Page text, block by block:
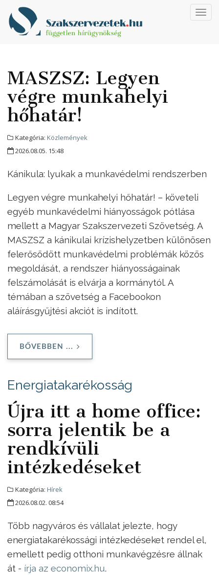
MASZSZ: Legyen
végre munkahelyi
hőhatár!
Kategória: Közlemények
2026.08.05. 15:48
Kánikula: lyukak a munkavédelmi rendszerben
Legyen végre munkahelyi hőhatár! – követeli
egyéb munkavédelmi hiányosságok pótlása
mellett a Magyar Szakszervezeti Szövetség. A
MASZSZ a kánikulai krízishelyzetben különösen
felerősödött munkavédelmi problémák közös
megoldását, a rendszer hiányosságainak
felszámolását is elvárja a kormánytól. A
témában a szövetség a Facebookon
aláírásgyűjtési akciót is indított.
BŐVEBBEN ...
Energiatakarékosság
Újra itt a home office:
sorra jelentik be a
rendkívüli
intézkedéseket
Kategória: Hírek
2026.08.02. 08:54
Több nagyváros és vállalat jelezte, hogy
energiatakarékossági intézkedéseket rendel el,
emellett pedig otthoni munkavégzésre állnak
át - írja az economix.hu.